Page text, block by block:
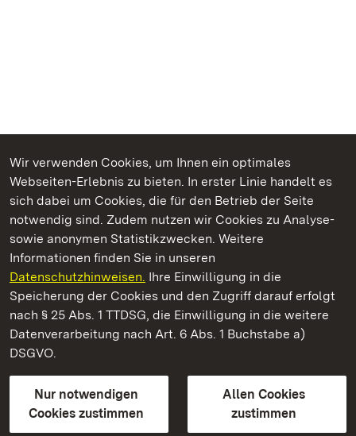
Wir verwenden Cookies, um Ihnen ein optimales
Webseiten-Erlebnis zu bieten. In erster Linie handelt es
sich dabei um Cookies, die für den Betrieb der Seite
notwendig sind. Zudem nutzen wir Cookies zu Analyse-
sowie anonymen Statistikzwecken. Weitere
Informationen finden Sie in unseren
Datenschutzhinweisen. Ihre Einwilligung in die
Speicherung der Cookies und den Zugriff darauf erfolgt
nach § 25 Abs. 1 TTDSG, die Einwilligung in die weitere
Datenverarbeitung nach Art. 6 Abs. 1 Buchstabe a)
DSGVO.
Nur notwendigen
Cookies zustimmen
Allen Cookies
zustimmen
Kommen. Staunen. Genießen.
Staatliche Schlösser und Gärten Baden‑Württemberg
Staatliche Schlösser und Gärten Baden-Württemberg
Kontakt
GebärdenspracheLeichte Sprache
Erklärung zur Barrierefreiheit
BITV-konform (geprüfte Seiten)